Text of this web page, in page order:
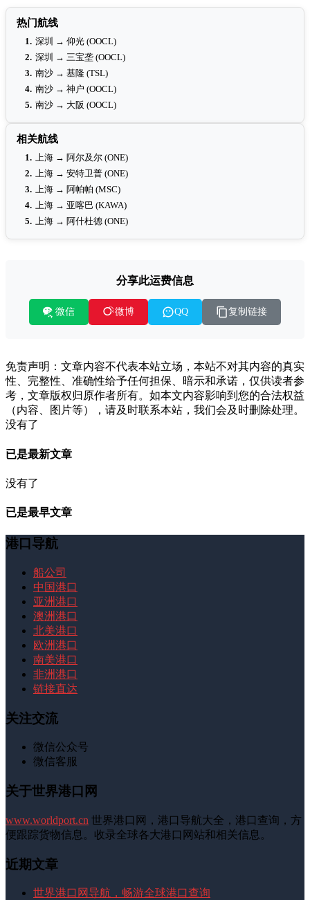
热门航线
1. 深圳 → 仰光 (OOCL)
2. 深圳 → 三宝垄 (OOCL)
3. 南沙 → 基隆 (TSL)
4. 南沙 → 神户 (OOCL)
5. 南沙 → 大阪 (OOCL)
相关航线
1. 上海 → 阿尔及尔 (ONE)
2. 上海 → 安特卫普 (ONE)
3. 上海 → 阿帕帕 (MSC)
4. 上海 → 亚喀巴 (KAWA)
5. 上海 → 阿什杜德 (ONE)
分享此运费信息
微信 微博 QQ 复制链接
免责声明：文章内容不代表本站立场，本站不对其内容的真实
性、完整性、准确性给予任何担保、暗示和承诺，仅供读者参
考，文章版权归原作者所有。如本文内容影响到您的合法权益
（内容、图片等），请及时联系本站，我们会及时删除处理。
没有了
已是最新文章
没有了
已是最早文章
港口导航
船公司
中国港口
亚洲港口
澳洲港口
北美港口
欧洲港口
南美港口
非洲港口
链接直达
关注交流
微信公众号
微信客服
关于世界港口网
www.worldport.cn 世界港口网，港口导航大全，港口查询，方
便跟踪货物信息。收录全球各大港口网站和相关信息。
近期文章
世界港口网导航，畅游全球港口查询